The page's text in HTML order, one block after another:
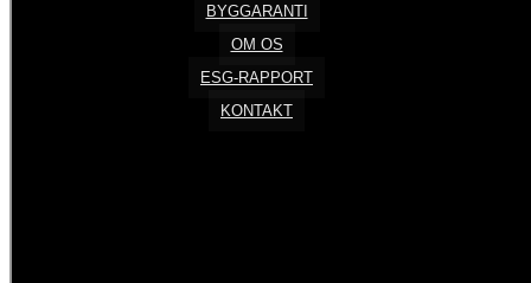
BYGGARANTI
OM OS
ESG-RAPPORT
KONTAKT